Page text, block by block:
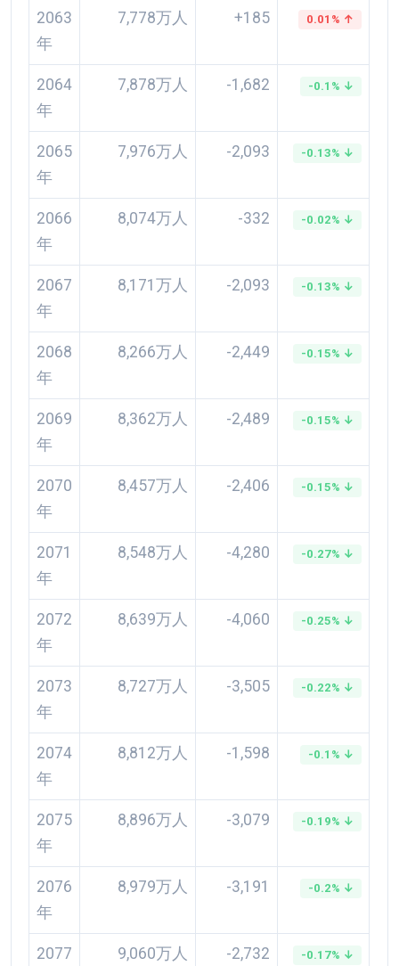
2063
年
7,778万人 +185 0.01% ↑
2064
年
7,878万人 -1,682 -0.1% ↓
2065
年
7,976万人 -2,093 -0.13% ↓
2066
年
8,074万人 -332 -0.02% ↓
2067
年
8,171万人 -2,093 -0.13% ↓
2068
年
8,266万人 -2,449 -0.15% ↓
2069
年
8,362万人 -2,489 -0.15% ↓
2070
年
8,457万人 -2,406 -0.15% ↓
2071
年
8,548万人 -4,280 -0.27% ↓
2072
年
8,639万人 -4,060 -0.25% ↓
2073
年
8,727万人 -3,505 -0.22% ↓
2074
年
8,812万人 -1,598 -0.1% ↓
2075
年
8,896万人 -3,079 -0.19% ↓
2076
年
8,979万人 -3,191 -0.2% ↓
2077
9,060万人 -2,732 -0.17% ↓